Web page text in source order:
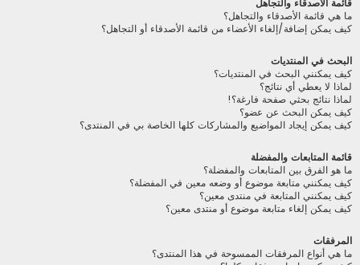
ما هي قائمة الأصدقاء والتجاهل؟
كيف يمكن إضافة/إلغاء الأعضاء من قائمة الأصدقاء أو التجاهل؟
البحث في المنتديات
كيف يمكنني البحث في المنتديات؟
لماذا لا يعطي أي نتائج؟
لماذا نتائج بحثي صفحة فارغة؟!
كيف يمكن البحث عن عضو؟
كيف يمكن إيجاد المواضيع والمشاركات كلها الخاصة بي في المنتدى؟
قائمة المتابعات والمفضلة
ما هو الفرق بين المتابعات والمفضلة؟
كيف يمكنني متابعة موضوع أو وضعه معين في المفضلة؟
كيف يمكنني المتابعة في منتدى معين؟
كيف يمكن إلغاء متابعة موضوع أو منتدى معين؟
المرفقات
ما هي أنواع المرفقات الممسوحة في هذا المنتدى؟